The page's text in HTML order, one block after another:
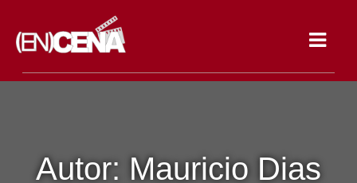
Autor: Mauricio Dias